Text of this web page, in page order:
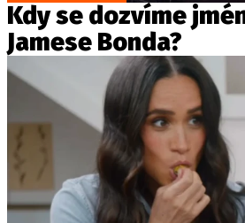
Kdy se dozvíme
Jamese Bonda?